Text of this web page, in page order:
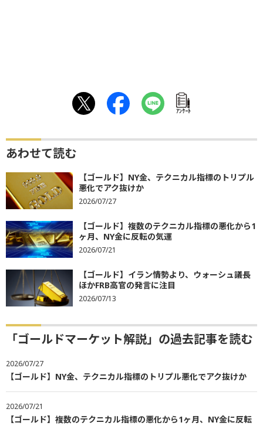
ｱﾝｹｰﾄ
あわせて読む
【ゴールド】NY金、テクニカル指標のトリプル
悪化でアク抜けか
2026/07/27
【ゴールド】複数のテクニカル指標の悪化から1
ヶ月、NY金に反転の気運
2026/07/21
【ゴールド】イラン情勢より、ウォーシュ議長
ほかFRB高官の発言に注目
2026/07/13
「ゴールドマーケット解説」の過去記事を読む
2026/07/27
【ゴールド】NY金、テクニカル指標のトリプル悪化でアク抜けか
2026/07/21
【ゴールド】複数のテクニカル指標の悪化から1ヶ月、NY金に反転